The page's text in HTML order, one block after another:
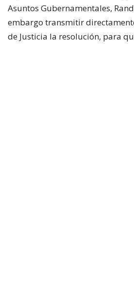
Asuntos Gubernamentales,
embargo transmitir
de Justicia la resolución, para